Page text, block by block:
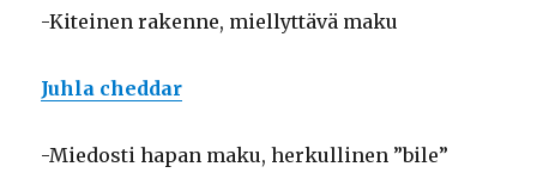
-Kiteinen rakenne, miellyttävä maku
Juhla cheddar
-Miedosti hapan maku, herkullinen ”bile”